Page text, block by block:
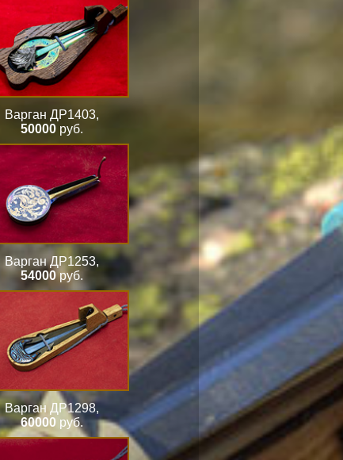
Варган ДР1403,
50000руб.
Варган ДР1253,
54000руб.
Варган ДР1298,
60000руб.